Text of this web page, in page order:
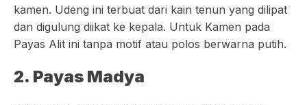
kamen. Udeng ini terbuat dari kain tenun yang dilipat
dan digulung diikat ke kepala. Untuk Kamen pada
Payas Alit ini tanpa motif atau polos berwarna putih.
2. Payas Madya